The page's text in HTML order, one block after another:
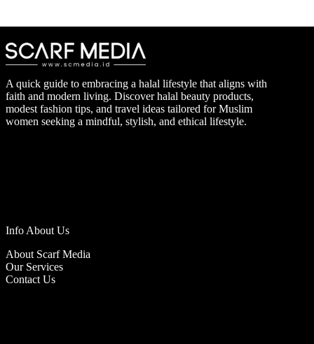
A quick guide to embracing a halal lifestyle that aligns with
faith and modern living. Discover halal beauty products,
modest fashion tips, and travel ideas tailored for Muslim
women seeking a mindful, stylish, and ethical lifestyle.
Info About Us
About Scarf Media
Our Services
Contact Us